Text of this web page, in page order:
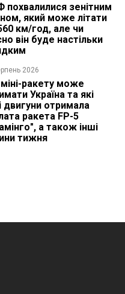
похвалилися зенітним
який може літати
км/год, але чи
він буде настільки
2026
ракету може
Україна та які
двигуни отримала
ракета FP-5
а також інші
тижня